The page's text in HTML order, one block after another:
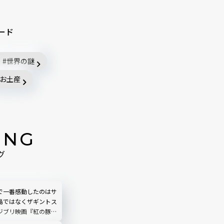
ド
世界の謎
お土産
一番感動したのはサ
ではなくザギントス
ブリ映画『紅の豚』